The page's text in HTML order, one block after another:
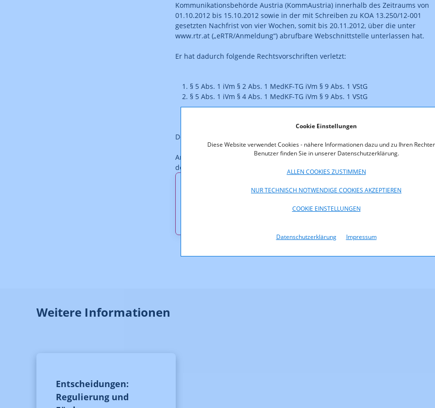
Cookie Einstellungen
Diese Website verwendet Cookies - nähere Informationen dazu und zu Ihren
Benutzer finden Sie in unserer Datenschutzerklärung.
ALLEN COOKIES ZUSTIMMEN
NUR TECHNISCH NOTWENDIGE COOKIES AKZEPTIEREN
COOKIE EINSTELLUNGEN
Datenschutzerklärung Impressum
Kommunikationsbehörde Austria (KommAustria) innerhalb des Zeitraums von
01.10.2012 bis 15.10.2012 sowie in der mit Schreiben zu KOA 13.250/12-001
gesetzten Nachfrist von vier Wochen, somit bis 20.11.2012, über die unter
www.rtr.at („eRTR/Anmeldung“) abrufbare Webschnittstelle unterlassen hat.
Er hat dadurch folgende Rechtsvorschriften verletzt:
§ 5 Abs. 1 iVm § 2 Abs. 1 MedKF-TG iVm § 9 Abs. 1 VStG
§ 5 Abs. 1 iVm § 4 Abs. 1 MedKF-TG iVm § 9 Abs. 1 VStG
Der Bescheid ist rechtskräftig.
Anmerkung: Das Format des veröffentlichten Straferkenntnisses entspricht nicht
dem Original.
KOA_13.500_13_050_Straferkenntnis_MedKF_TG_anonymisiert.pdf (pdf,
Weitere Informationen
Entscheidungen:
Regulierung und